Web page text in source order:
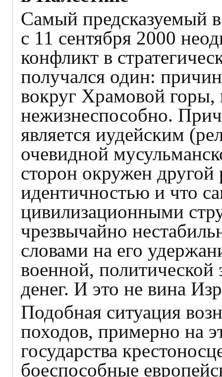
Самый предсказуемый
с 11 сентября 2000
конфликт в
получался один:
вокруг Храмовой горы,
нежизнеспособно.
является иудейским
очевидной
сторон окружен
идентичностью и что
цивилизационными
чрезвычайно
словами на его
военной,
денег. И это не вина
Подобная ситуация
походов, примерно на
государства
боеспособные